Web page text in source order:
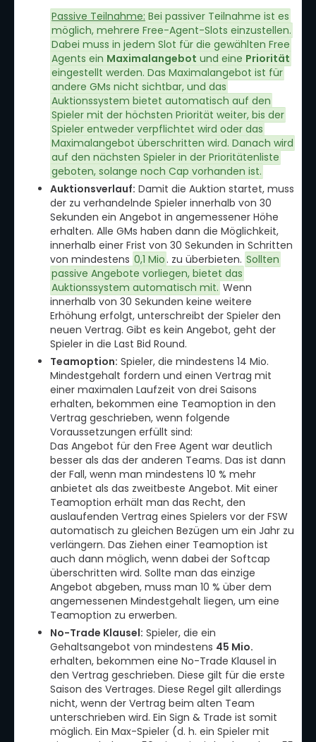
Passive Teilnahme: Bei passiver Teilnahme ist es
möglich, mehrere Free-Agent-Slots einzustellen.
Dabei muss in jedem Slot für die gewählten Free
Agents ein Maximalangebot und eine Priorität
eingestellt werden. Das Maximalangebot ist für
andere GMs nicht sichtbar, und das
Auktionssystem bietet automatisch auf den
Spieler mit der höchsten Priorität weiter, bis der
Spieler entweder verpflichtet wird oder das
Maximalangebot überschritten wird. Danach wird
auf den nächsten Spieler in der Prioritätenliste
geboten, solange noch Cap vorhanden ist.
Auktionsverlauf: Damit die Auktion startet, muss
der zu verhandelnde Spieler innerhalb von 30
Sekunden ein Angebot in angemessener Höhe
erhalten. Alle GMs haben dann die Möglichkeit,
innerhalb einer Frist von 30 Sekunden in Schritten
von mindestens 0,1 Mio . zu überbieten. Sollten
passive Angebote vorliegen, bietet das
Auktionssystem automatisch mit. Wenn
innerhalb von 30 Sekunden keine weitere
Erhöhung erfolgt, unterschreibt der Spieler den
neuen Vertrag. Gibt es kein Angebot, geht der
Spieler in die Last Bid Round.
Teamoption: Spieler, die mindestens 14 Mio.
Mindestgehalt fordern und einen Vertrag mit
einer maximalen Laufzeit von drei Saisons
erhalten, bekommen eine Teamoption in den
Vertrag geschrieben, wenn folgende
Voraussetzungen erfüllt sind:
Das Angebot für den Free Agent war deutlich
besser als das der anderen Teams. Das ist dann
der Fall, wenn man mindestens 10 % mehr
anbietet als das zweitbeste Angebot. Mit einer
Teamoption erhält man das Recht, den
auslaufenden Vertrag eines Spielers vor der FSW
automatisch zu gleichen Bezügen um ein Jahr zu
verlängern. Das Ziehen einer Teamoption ist
auch dann möglich, wenn dabei der Softcap
überschritten wird. Sollte man das einzige
Angebot abgeben, muss man 10 % über dem
angemessenen Mindestgehalt liegen, um eine
Teamoption zu erwerben.
No-Trade Klausel: Spieler, die ein
Gehaltsangebot von mindestens 45 Mio.
erhalten, bekommen eine No-Trade Klausel in
den Vertrag geschrieben. Diese gilt für die erste
Saison des Vertrages. Diese Regel gilt allerdings
nicht, wenn der Vertrag beim alten Team
unterschrieben wird. Ein Sign & Trade ist somit
möglich. Ein Max-Spieler (d. h. ein Spieler mit